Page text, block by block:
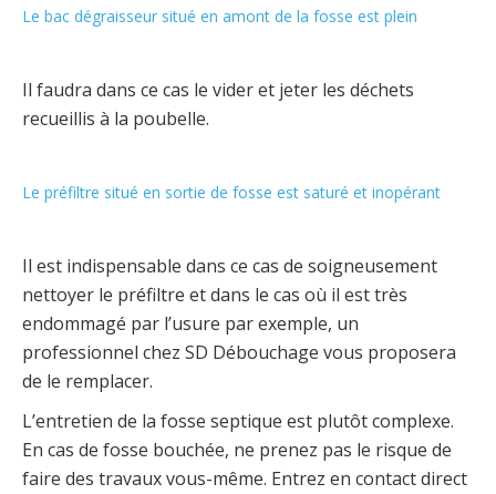
Le bac dégraisseur situé en amont de la fosse est plein
Il faudra dans ce cas le vider et jeter les déchets
recueillis à la poubelle.
Le préfiltre situé en sortie de fosse est saturé et inopérant
Il est indispensable dans ce cas de soigneusement
nettoyer le préfiltre et dans le cas où il est très
endommagé par l’usure par exemple, un
professionnel chez SD Débouchage vous proposera
de le remplacer.
L’entretien de la fosse septique est plutôt complexe.
En cas de fosse bouchée, ne prenez pas le risque de
faire des travaux vous-même. Entrez en contact direct